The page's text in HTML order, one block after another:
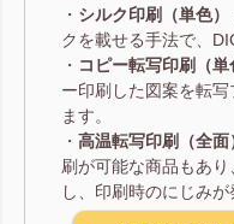
・ シルク印刷（単色）
クを載せる手法で、
・ コピー転写印刷（単
ー印刷した図案を転
ます。
・ 高温転写印刷（全面
刷が可能な商品もあ
し、印刷時のにじみが